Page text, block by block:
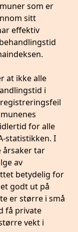
som er
sitt
effektiv
at ikke alle
i
for alle
statistikken. I
årsaker tar
av
betydelig for
godt ut på
er større i små
få private
vekt i